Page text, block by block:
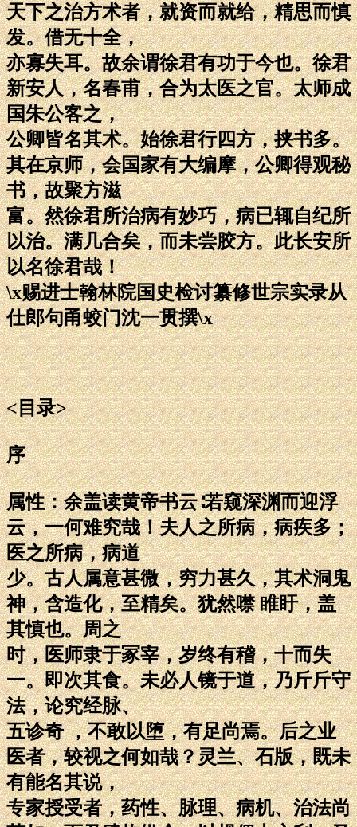
天下之治方术者，就资而就给，精思而慎
发。借无十全，
亦寡失耳。故余谓徐君有功于今也。徐君
新安人，名春甫，合为太医之官。太师成
国朱公客之，
公卿皆名其术。始徐君行四方，挟书多。
其在京师，会国家有大编摩，公卿得观秘
书，故聚方滋
富。然徐君所治病有妙巧，病已辄自纪所
以治。满几合矣，而未尝胶方。此长安所
以名徐君哉！
\x赐进士翰林院国史检讨纂修世宗实录从
仕郎句甬蛟门沈一贯撰\x
<目录>
序
属性：余盖读黄帝书云∶若窥深渊而迎浮
云，一何难究哉！夫人之所病，病疾多；
医之所病，病道
少。古人属意甚微，穷力甚久，其术洞鬼
神，含造化，至精矣。犹然噤 睢盱，盖
其慎也。周之
时，医师隶于冢宰，岁终有稽，十而失
一。即次其食。未必人镜于道，乃斤斤守
法，论究经脉、
五诊奇 ，不敢以堕，有足尚焉。后之业
医者，较视之何如哉？灵兰、石版，既未
有能名其说，
专家授受者，药性、脉理、病机、治法尚